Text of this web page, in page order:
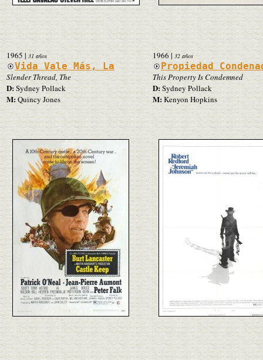
1965 | 31 años
Vida Vale Más, La
Slender Thread, The
D:Sydney Pollack
M:Quincy Jones
1966 | 32 años
Propiedad
This Property Is Condemned
D:Sydney Pollack
M:Kenyon Hopkins